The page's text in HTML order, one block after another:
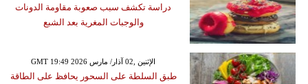
دراسة تكشف سبب صعوبة مقاومة الدونات
والوجبات المغرية بعد الشبع
GMT 19:49 2026 الإثنين ,02 آذار/ مارس
طبق السلطة على السحور يحافظ على الطاقة